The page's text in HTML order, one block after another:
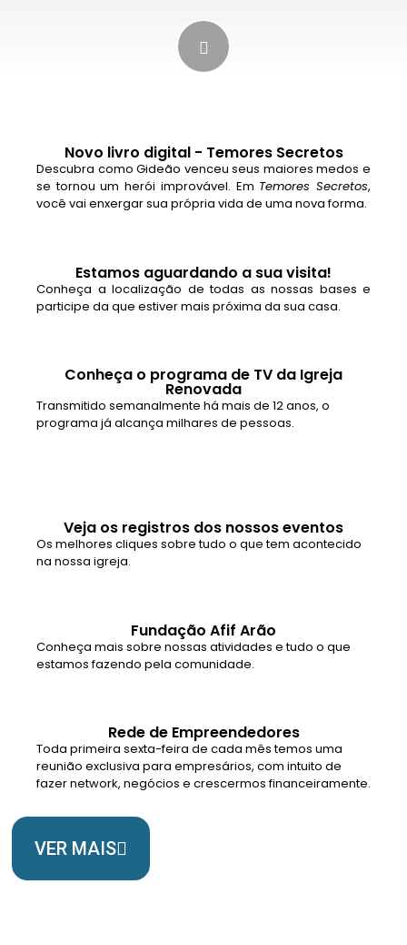
Novo livro digital - Temores Secretos
Descubra como Gideão venceu seus maiores medos e
se tornou um herói improvável. Em Temores Secretos,
você vai enxergar sua própria vida de uma nova forma.
Estamos aguardando a sua visita!
Conheça a localização de todas as nossas bases e
participe da que estiver mais próxima da sua casa.
Conheça o programa de TV da Igreja
Renovada
Transmitido semanalmente há mais de 12 anos, o
programa já alcança milhares de pessoas.
Veja os registros dos nossos eventos
Os melhores cliques sobre tudo o que tem acontecido
na nossa igreja.
Fundação Afif Arão
Conheça mais sobre nossas atividades e tudo o que
estamos fazendo pela comunidade.
Rede de Empreendedores
Toda primeira sexta-feira de cada mês temos uma
reunião exclusiva para empresários, com intuito de
fazer network, negócios e crescermos financeiramente.
VER MAIS